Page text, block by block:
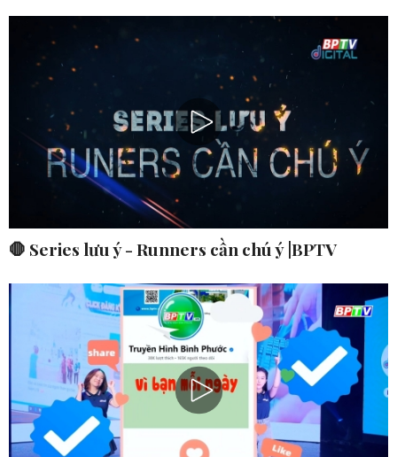
🛑 Series lưu ý - Runners cần chú ý |BPTV